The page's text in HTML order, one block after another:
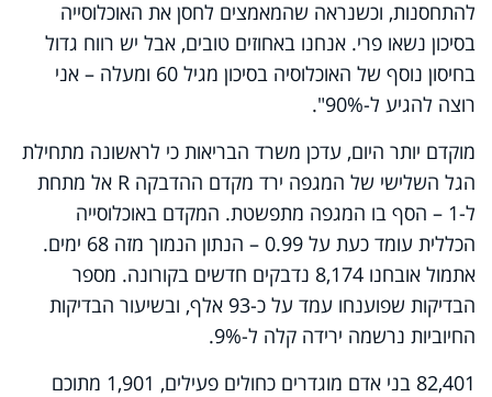
להתחסנות, וכשנראה שהמאמצים לחסן את האוכלוסייה
בסיכון נשאו פרי. אנחנו באחוזים טובים, אבל יש רווח גדול
בחיסון נוסף של האוכלוסיה בסיכון מגיל 60 ומעלה – אני
רוצה להגיע ל-90%".
מוקדם יותר היום, עדכן משרד הבריאות כי לראשונה מתחילת
הגל השלישי של המגפה ירד מקדם ההדבקה R אל מתחת
ל-1 – הסף בו המגפה מתפשטת. המקדם באוכלוסייה
הכללית עומד כעת על 0.99 – הנתון הנמוך מזה 68 ימים.
אתמול אובחנו 8,174 נדבקים חדשים בקורונה. מספר
הבדיקות שפוענחו עמד על כ-93 אלף, ובשיעור הבדיקות
החיוביות נרשמה ירידה קלה ל-9%.
82,401 בני אדם מוגדרים כחולים פעילים, 1,901 מתוכם